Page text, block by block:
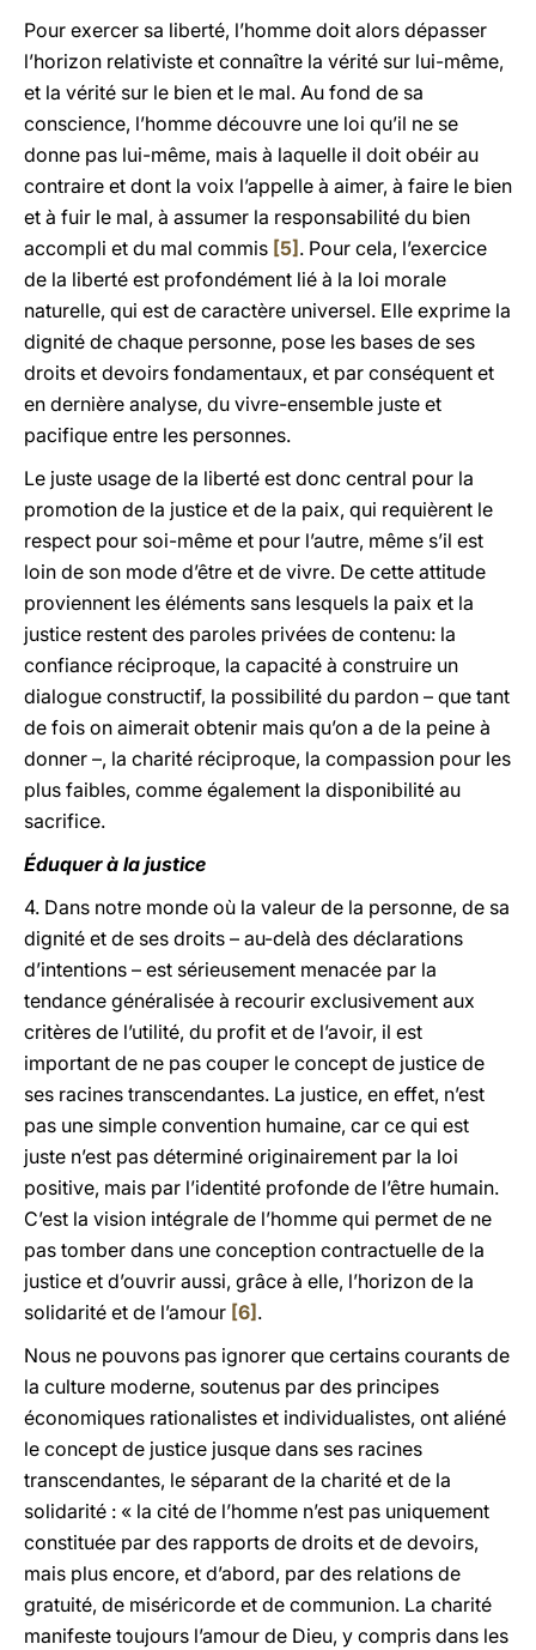
Pour exercer sa liberté, l’homme doit alors dépasser
l’horizon relativiste et connaître la vérité sur lui-même,
et la vérité sur le bien et le mal. Au fond de sa
conscience, l’homme découvre une loi qu’il ne se
donne pas lui-même, mais à laquelle il doit obéir au
contraire et dont la voix l’appelle à aimer, à faire le bien
et à fuir le mal, à assumer la responsabilité du bien
accompli et du mal commis [5] . Pour cela, l’exercice
de la liberté est profondément lié à la loi morale
naturelle, qui est de caractère universel. Elle exprime la
dignité de chaque personne, pose les bases de ses
droits et devoirs fondamentaux, et par conséquent et
en dernière analyse, du vivre-ensemble juste et
pacifique entre les personnes.
Le juste usage de la liberté est donc central pour la
promotion de la justice et de la paix, qui requièrent le
respect pour soi-même et pour l’autre, même s’il est
loin de son mode d’être et de vivre. De cette attitude
proviennent les éléments sans lesquels la paix et la
justice restent des paroles privées de contenu: la
confiance réciproque, la capacité à construire un
dialogue constructif, la possibilité du pardon – que tant
de fois on aimerait obtenir mais qu’on a de la peine à
donner –, la charité réciproque, la compassion pour les
plus faibles, comme également la disponibilité au
sacrifice.
Éduquer à la justice
4. Dans notre monde où la valeur de la personne, de sa
dignité et de ses droits – au-delà des déclarations
d’intentions – est sérieusement menacée par la
tendance généralisée à recourir exclusivement aux
critères de l’utilité, du profit et de l’avoir, il est
important de ne pas couper le concept de justice de
ses racines transcendantes. La justice, en effet, n’est
pas une simple convention humaine, car ce qui est
juste n’est pas déterminé originairement par la loi
positive, mais par l’identité profonde de l’être humain.
C’est la vision intégrale de l’homme qui permet de ne
pas tomber dans une conception contractuelle de la
justice et d’ouvrir aussi, grâce à elle, l’horizon de la
solidarité et de l’amour [6] .
Nous ne pouvons pas ignorer que certains courants de
la culture moderne, soutenus par des principes
économiques rationalistes et individualistes, ont aliéné
le concept de justice jusque dans ses racines
transcendantes, le séparant de la charité et de la
solidarité : « la cité de l’homme n’est pas uniquement
constituée par des rapports de droits et de devoirs,
mais plus encore, et d’abord, par des relations de
gratuité, de miséricorde et de communion. La charité
manifeste toujours l’amour de Dieu, y compris dans les